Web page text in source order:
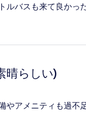
ルバスも来て良かった
晴らしい)
やアメニティも過不